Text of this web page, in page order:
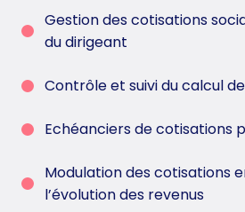
Gestion des cotisations
du dirigeant
Contrôle et suivi du calcul
Echéanciers de cotisations
Modulation des cotisations
l’évolution des revenus